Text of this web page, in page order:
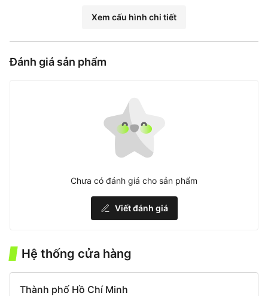
Xem cấu hình chi tiết
Đánh giá sản phẩm
Chưa có đánh giá cho sản phẩm
Viết đánh giá
Hệ thống cửa hàng
Thành phố Hồ Chí Minh